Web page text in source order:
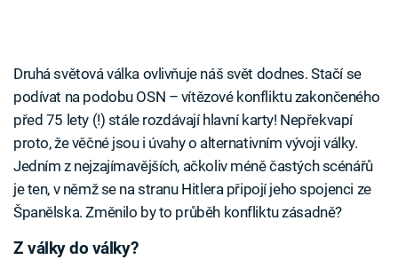
Druhá světová válka ovlivňuje náš svět dodnes. Stačí se
podívat na podobu OSN – vítězové konfliktu zakončeného
před 75 lety (!) stále rozdávají hlavní karty! Nepřekvapí
proto, že věčné jsou i úvahy o alternativním vývoji války.
Jedním z nejzajímavějších, ačkoliv méně častých scénářů
je ten, v němž se na stranu Hitlera připojí jeho spojenci ze
Španělska. Změnilo by to průběh konfliktu zásadně?
Z války do války?